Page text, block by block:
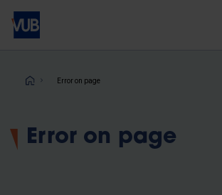
Skip
main
Breadcrumb
Error on page
Error on page